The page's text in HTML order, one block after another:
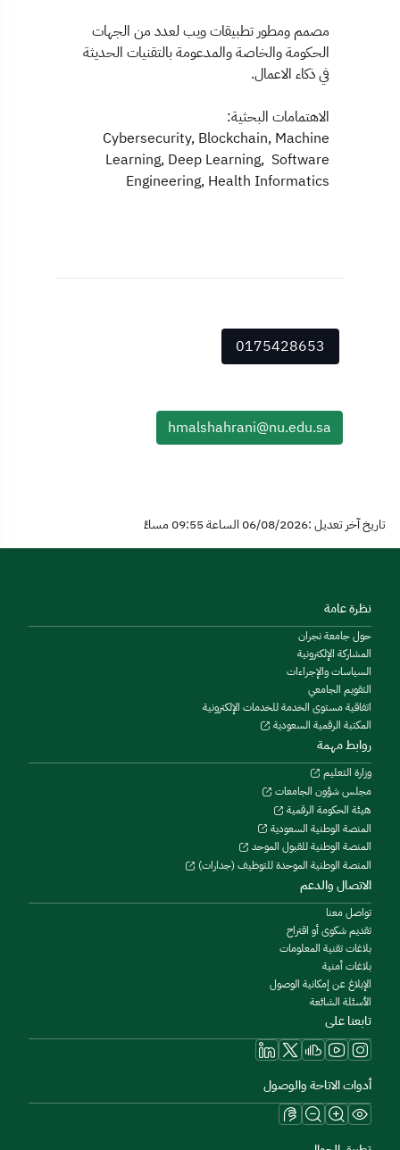
مصمم ومطور تطبيقات ويب لعدد من الجهات
الحكومة والخاصة والمدعومة بالتقنيات الحديثة
في ذكاء الاعمال.
الاهتمامات البحثية:
Cybersecurity, Blockchain, Machine
Learning, Deep Learning, Software
Engineering, Health Informatics
0175428653
hmalshahrani@nu.edu.sa
تاريخ آخر تعديل :06/08/2026 الساعة 09:55 مساءً
نظرة عامة
حول جامعة نجران
المشاركة الإلكترونية
السياسات والإجراءات
التقويم الجامعي
اتفاقية مستوى الخدمة للخدمات الإلكترونية
المكتبة الرقمية السعودية
روابط مهمة
وزارة التعليم
مجلس شؤون الجامعات
هيئة الحكومة الرقمية
المنصة الوطنية السعودية
المنصة الوطنية للقبول الموحد
المنصة الوطنية الموحدة للتوظيف (جدارات)
الاتصال والدعم
تواصل معنا
تقديم شكوى أو اقتراح
بلاغات تقنية المعلومات
بلاغات أمنية
الإبلاغ عن إمكانية الوصول
الأسئلة الشائعة
تابعنا على
أدوات الاتاحة والوصول